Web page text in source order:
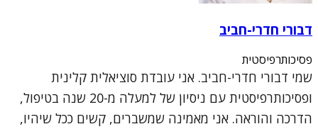
דבורי חדרי-חביב
פסיכותרפיסטית
שמי דבורי חדרי-חביב. אני עובדת סוציאלית קלינית
ופסיכותרפיסטית עם ניסיון של למעלה מ-20 שנה בטיפול,
הדרכה והוראה. אני מאמינה שמשברים, קשים ככל שיהיו,